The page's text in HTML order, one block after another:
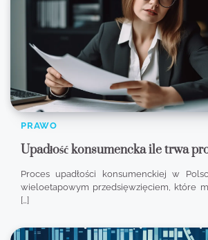
PRAWO
Upadłość konsumencka ile trwa
Proces upadłości konsumenckiej w
wieloetapowym przedsięwzięciem, które
[…]